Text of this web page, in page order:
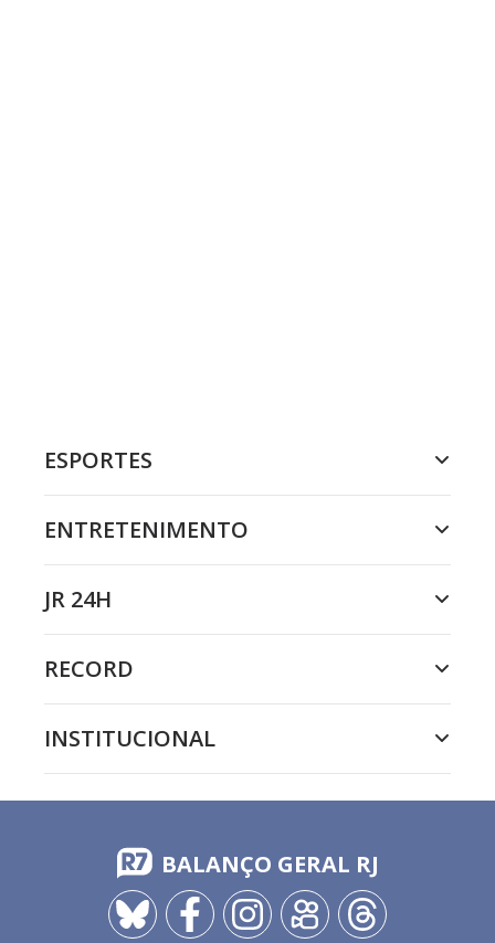
ESPORTES
ENTRETENIMENTO
JR 24H
RECORD
INSTITUCIONAL
BALANÇO GERAL RJ